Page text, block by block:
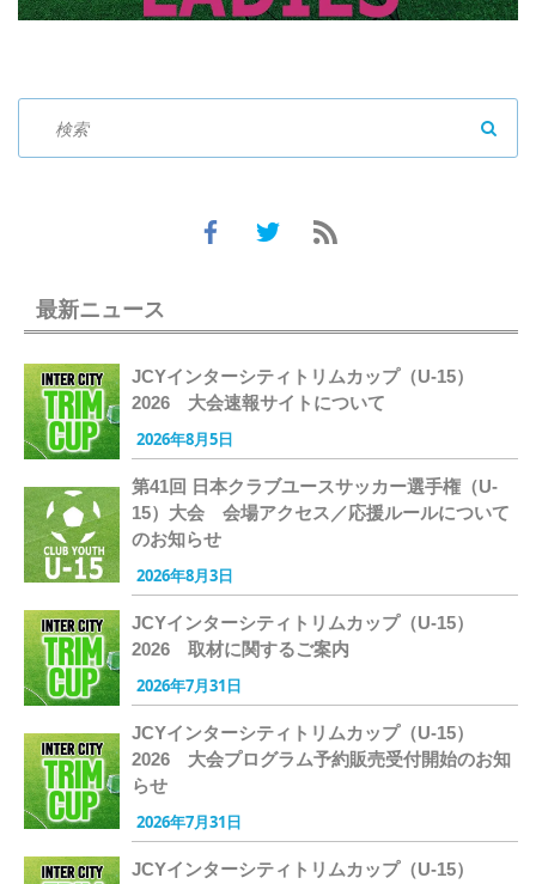
最新ニュース
JCYインターシティトリムカップ（U-15）
2026 大会速報サイトについて
2026年8月5日
第41回 日本クラブユースサッカー選手権（U-
15）大会 会場アクセス／応援ルールについて
のお知らせ
2026年8月3日
JCYインターシティトリムカップ（U-15）
2026 取材に関するご案内
2026年7月31日
JCYインターシティトリムカップ（U-15）
2026 大会プログラム予約販売受付開始のお知
らせ
2026年7月31日
JCYインターシティトリムカップ（U-15）